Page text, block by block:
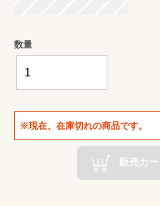
数量
※現在、在庫切れの商品です。
販売カ